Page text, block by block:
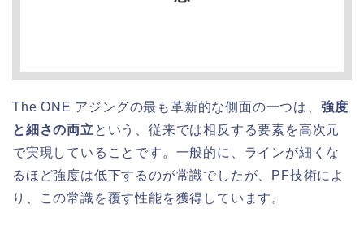
The ONE アジングの最も革新的な側面の一つは、 強度
と細さの両立という、従来では相反する要素を高次元
で実現していることです。一般的に、ラインが細くな
るほど強度は低下するのが常識でしたが、PF技術によ
り、この常識を覆す性能を獲得しています。